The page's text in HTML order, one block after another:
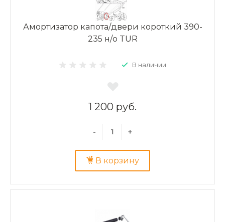
Амортизатор капота/двери короткий 390-
235 н/о TUR
В наличии
1 200 руб.
- +
В корзину